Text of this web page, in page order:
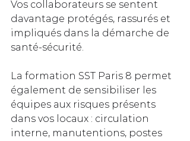
Vos collaborateurs se sentent
davantage protégés, rassurés et
impliqués dans la démarche de
santé‑sécurité.
La formation SST Paris 8 permet
également de sensibiliser les
équipes aux risques présents
dans vos locaux : circulation
interne, manutentions, postes